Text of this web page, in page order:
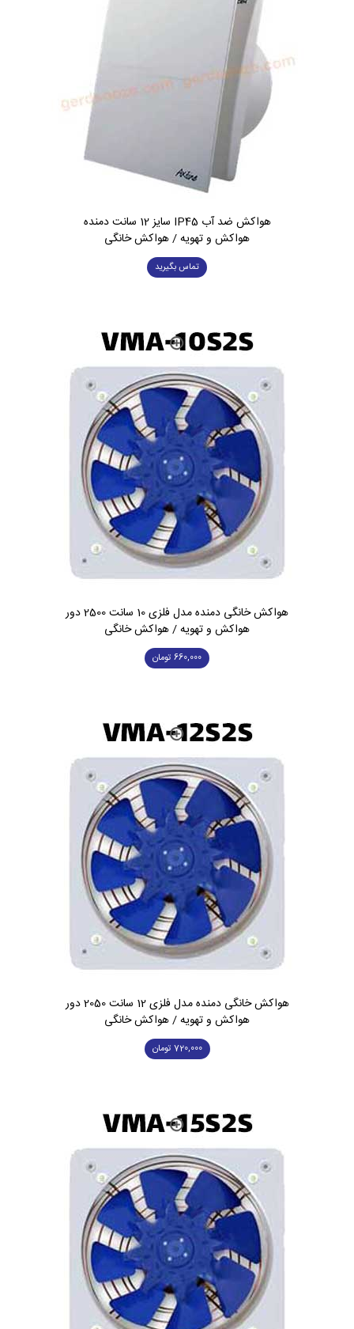
هواکش ضد آب IP45 سایز 12 سانت دمنده
هواکش و تهویه / هواکش خانگی
تماس بگیرید
هواکش خانگی دمنده مدل فلزی 10 سانت 2500 دور
هواکش و تهویه / هواکش خانگی
660,000 تومان
هواکش خانگی دمنده مدل فلزی 12 سانت 2050 دور
هواکش و تهویه / هواکش خانگی
720,000 تومان